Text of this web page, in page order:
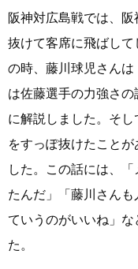
阪神対広島戦では、
抜けて客席に飛ばして
の時、藤川球児さん
は佐藤選手の力強さ
に解説しました。そ
をすっぽ抜けたこと
した。この話には、
たんだ」「藤川さん
ていうのがいいね」
た。